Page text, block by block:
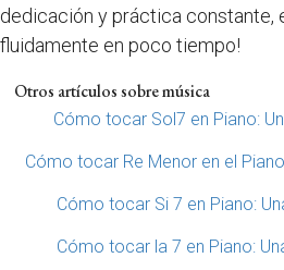
dedicación y práctica constante,
fluidamente en poco tiempo!
Otros artículos sobre música
Cómo tocar Sol7 en Piano:
Cómo tocar Re Menor en el
Cómo tocar Si 7 en Piano:
Cómo tocar la 7 en Piano: